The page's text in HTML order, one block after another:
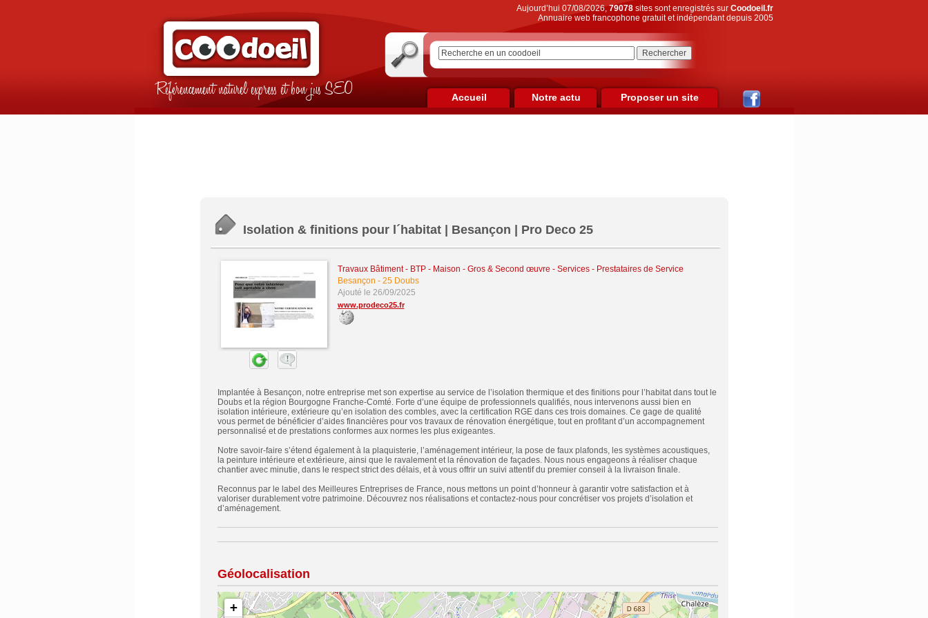
Référencement naturel express et bon jus SEO
Aujourd’hui 07/08/2026,79078sites sont enregistrés sur Coodoeil.fr
Annuaire web francophone gratuit et indépendant depuis 2005
Accueil Notre actu Proposer un site
Isolation & finitions pour l´habitat | Besançon | Pro Deco 25
Travaux Bâtiment - BTP - Maison - Gros & Second œuvre - Services - Prestataires de Service
Besançon - 25 Doubs
Ajouté le 26/09/2025
www.prodeco25.fr
Implantée à Besançon, notre entreprise met son expertise au service de l’isolation thermique et des finitions pour l’habitat dans tout le
Doubs et la région Bourgogne Franche-Comté. Forte d’une équipe de professionnels qualifiés, nous intervenons aussi bien en
isolation intérieure, extérieure qu’en isolation des combles, avec la certification RGE dans ces trois domaines. Ce gage de qualité
vous permet de bénéficier d’aides financières pour vos travaux de rénovation énergétique, tout en profitant d’un accompagnement
personnalisé et de prestations conformes aux normes les plus exigeantes.
Notre savoir-faire s’étend également à la plaquisterie, l’aménagement intérieur, la pose de faux plafonds, les systèmes acoustiques,
la peinture intérieure et extérieure, ainsi que le ravalement et la rénovation de façades. Nous nous engageons à réaliser chaque
chantier avec minutie, dans le respect strict des délais, et à vous offrir un suivi attentif du premier conseil à la livraison finale.
Reconnus par le label des Meilleures Entreprises de France, nous mettons un point d’honneur à garantir votre satisfaction et à
valoriser durablement votre patrimoine. Découvrez nos réalisations et contactez-nous pour concrétiser vos projets d’isolation et
d’aménagement.
Géolocalisation
+